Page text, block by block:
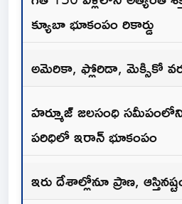
క్యూబా భూకంపం రికార్డు
అమెరికా, ఫ్లోరిడా, మెక్సికో
హర్మూజ్ జలసంధి
పరిధిలో ఇరాన్ భూకంపం
ఇరు దేశాల్లోనూ ప్రాణ,